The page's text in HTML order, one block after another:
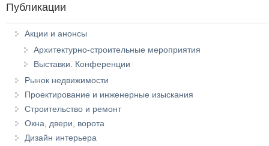
Публикации
Акции и анонсы
Архитектурно-строительные мероприятия
Выставки. Конференции
Рынок недвижимости
Проектирование и инженерные изыскания
Строительство и ремонт
Окна, двери, ворота
Дизайн интерьера